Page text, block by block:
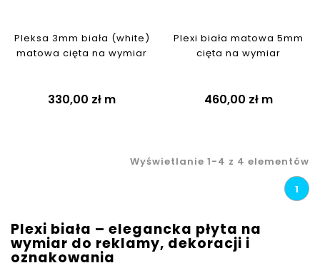
Pleksa 3mm biała (white)
matowa cięta na wymiar
330,00 zł m
Plexi biała matowa 5mm
cięta na wymiar
460,00 złm
Wyświetlanie 1-4 z 4 elementów
1
Plexi biała – elegancka płyta na
wymiar do reklamy, dekoracji i
oznakowania